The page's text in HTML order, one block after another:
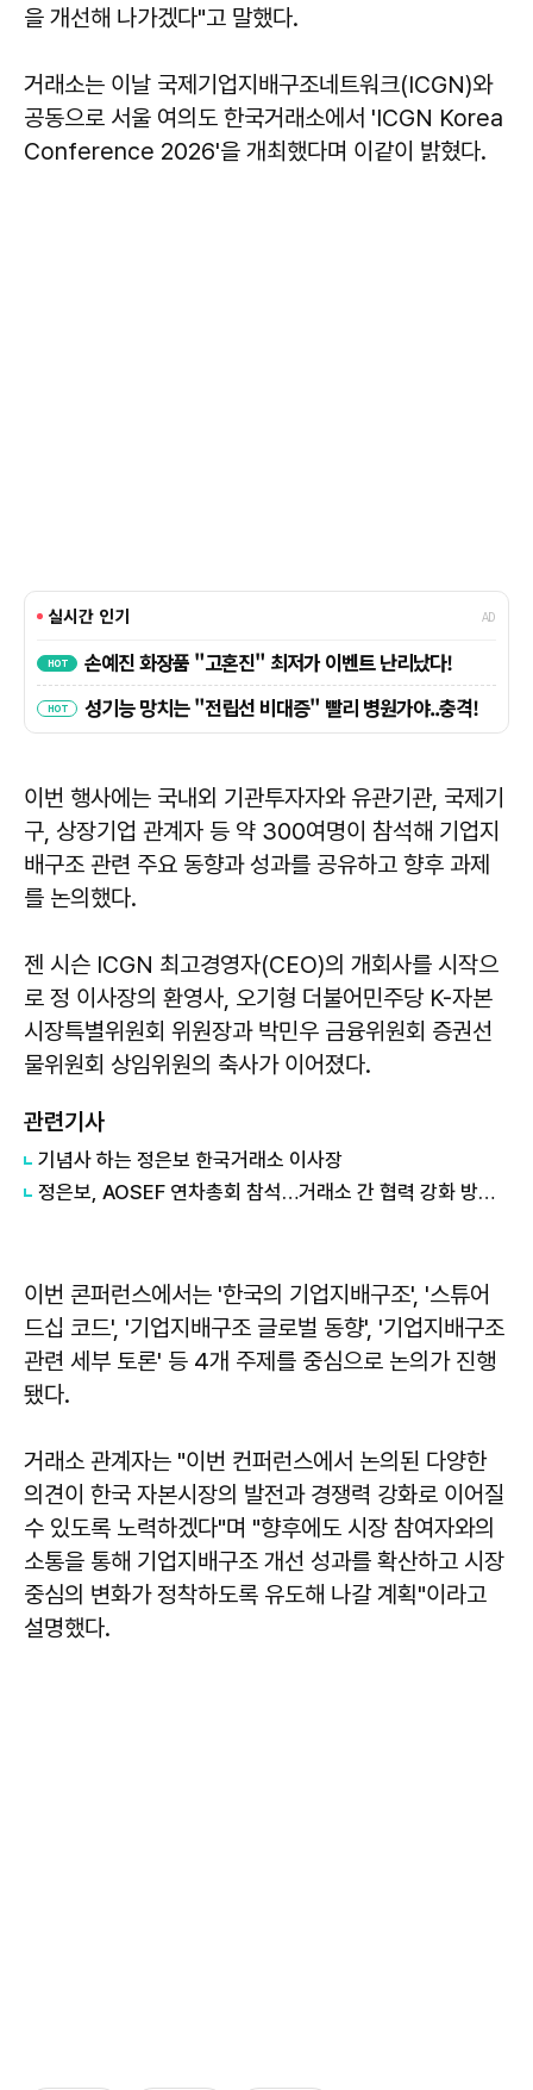
을 개선해 나가겠다"고 말했다.
거래소는 이날 국제기업지배구조네트워크(ICGN)와
공동으로 서울 여의도 한국거래소에서 'ICGN Korea
Conference 2026'을 개최했다며 이같이 밝혔다.
이번 행사에는 국내외 기관투자자와 유관기관, 국제기
구, 상장기업 관계자 등 약 300여명이 참석해 기업지
배구조 관련 주요 동향과 성과를 공유하고 향후 과제
를 논의했다.
젠 시슨 ICGN 최고경영자(CEO)의 개회사를 시작으
로 정 이사장의 환영사, 오기형 더불어민주당 K-자본
시장특별위원회 위원장과 박민우 금융위원회 증권선
물위원회 상임위원의 축사가 이어졌다.
관련기사
기념사 하는 정은보 한국거래소 이사장
정은보, AOSEF 연차총회 참석…거래소 간 협력 강화 방안 논의
이번 콘퍼런스에서는 '한국의 기업지배구조', '스튜어
드십 코드', '기업지배구조 글로벌 동향', '기업지배구조
관련 세부 토론' 등 4개 주제를 중심으로 논의가 진행
됐다.
거래소 관계자는 "이번 컨퍼런스에서 논의된 다양한
의견이 한국 자본시장의 발전과 경쟁력 강화로 이어질
수 있도록 노력하겠다"며 "향후에도 시장 참여자와의
소통을 통해 기업지배구조 개선 성과를 확산하고 시장
중심의 변화가 정착하도록 유도해 나갈 계획"이라고
설명했다.